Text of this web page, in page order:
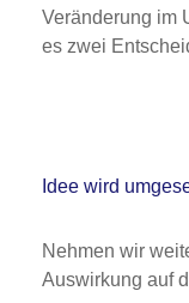
Veränderung im
es zwei
Idee wird
Nehmen wir
Auswirkung auf